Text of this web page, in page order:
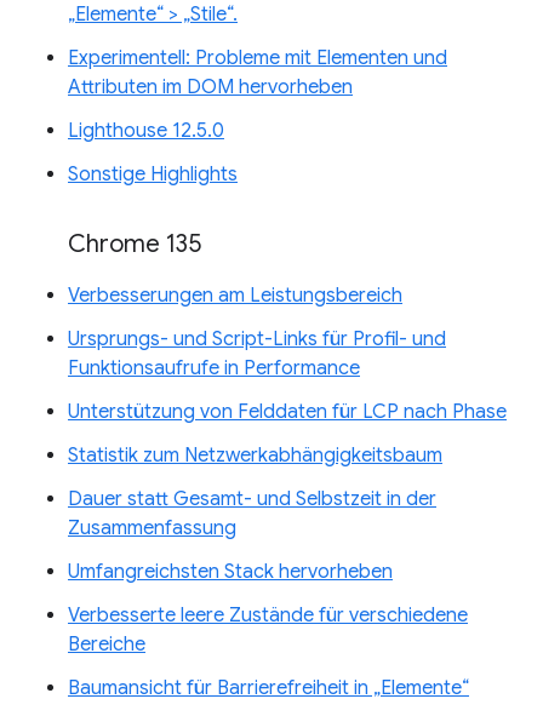
„Elemente“ > „Stile“.
Experimentell: Probleme mit Elementen und
Attributen im DOM hervorheben
Lighthouse 12.5.0
Sonstige Highlights
Chrome 135
Verbesserungen am Leistungsbereich
Ursprungs- und Script-Links für Profil- und
Funktionsaufrufe in Performance
Unterstützung von Felddaten für LCP nach Phase
Statistik zum Netzwerkabhängigkeitsbaum
Dauer statt Gesamt- und Selbstzeit in der
Zusammenfassung
Umfangreichsten Stack hervorheben
Verbesserte leere Zustände für verschiedene
Bereiche
Baumansicht für Barrierefreiheit in „Elemente“